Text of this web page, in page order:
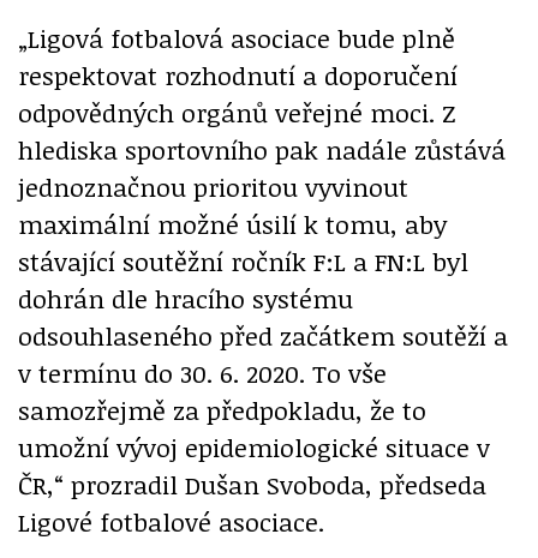
„Ligová fotbalová asociace bude plně
respektovat rozhodnutí a doporučení
odpovědných orgánů veřejné moci. Z
hlediska sportovního pak nadále zůstává
jednoznačnou prioritou vyvinout
maximální možné úsilí k tomu, aby
stávající soutěžní ročník F:L a FN:L byl
dohrán dle hracího systému
odsouhlaseného před začátkem soutěží a
v termínu do 30. 6. 2020. To vše
samozřejmě za předpokladu, že to
umožní vývoj epidemiologické situace v
ČR,“ prozradil Dušan Svoboda, předseda
Ligové fotbalové asociace.